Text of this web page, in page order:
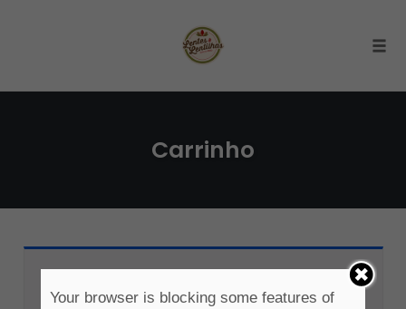
Carrinho
Seu carrinho está vazio.
Your browser is blocking some features of